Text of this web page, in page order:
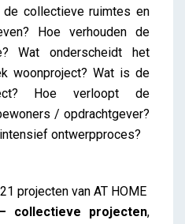
collectieve ruimtes en
Hoe verhouden de
Wat onderscheidt het
woonproject? Wat is de
Hoe verloopt de
/ opdrachtgever?
ontwerpproces?
projecten van AT HOME
collectieve projecten,